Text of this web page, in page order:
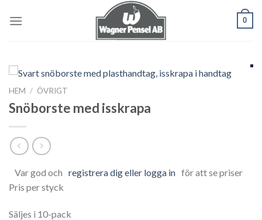
0
HEM / ÖVRIGT
Snöborste med isskrapa
Var god och registrera dig eller logga in för att se priser
Pris per styck
Säljes i 10-pack